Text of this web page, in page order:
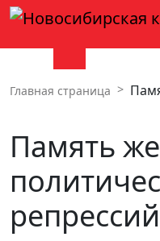
Главная страница
Память
репрессий